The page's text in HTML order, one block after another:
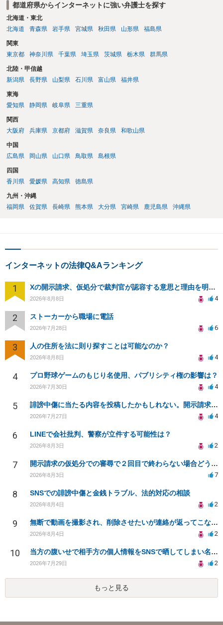
都道府県からインターネットに強い弁護士を探す
北海道・東北
北海道
青森県 岩手県 宮城県 秋田県 山形県 福島県
関東
東京都
神奈川県 千葉県 埼玉県 茨城県 栃木県 群馬県
北陸・甲信越
新潟県
長野県 山梨県 石川県 富山県 福井県
東海
愛知県
静岡県 岐阜県 三重県
関西
大阪府
兵庫県 京都府 滋賀県 奈良県 和歌山県
中国
広島県
岡山県 山口県 鳥取県 島根県
四国
香川県
愛媛県 高知県 徳島県
九州・沖縄
福岡県
佐賀県 長崎県 熊本県 大分県 宮崎県 鹿児島県 沖縄県
インターネットの法律Q&Aランキング
1 Xの開示請求、仮処分で裁判官が認容する意思と理由を明確化しても、相手側は争って引き延ばしますか
2026年8月8日 4
2 ストーカーから職場に電話
2026年7月28日 6
3 人の住所を法に則り探すことは可能なのか？
2026年8月8日 4
4 プロ野球ゲームのもじり名使用、パブリシティ権の影響は？
2026年7月30日 4
5 誹謗中傷に当たる内容を投稿したかもしれない。開示請求や民事刑事裁判に発展しうるのか教えて欲しい。
2026年7月27日 4
6 LINEで会社批判、警察が立件する可能性は？
2026年8月3日 2
7 開示請求の仮処分での審尋で２回目で終わらない場合どうしたらいいですか
2026年8月3日 7
8 SNSでの誹謗中傷と金銭トラブル、法的対応の相談
2026年8月4日 2
9 無断で動画を撮影され、削除させたいが連絡が返ってこない。
2026年8月4日 2
10 当方の腹いせで相手方の個人情報をSNSで晒してしまい名誉毀損させてしまったかもしれない
2026年7月29日 2
もっと見る